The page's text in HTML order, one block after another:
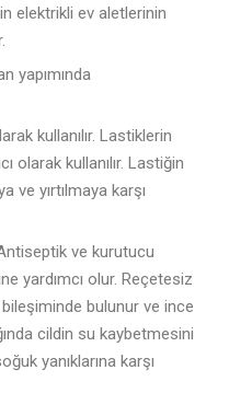
elektrikli ev aletlerinin
yapımında
kullanılır. Lastiklerin
olarak kullanılır. Lastiğin
ve yırtılmaya karşı
ve kurutucu
yardımcı olur. Reçetesiz
bulunur ve ince
cildin su kaybetmesini
yanıklarına karşı